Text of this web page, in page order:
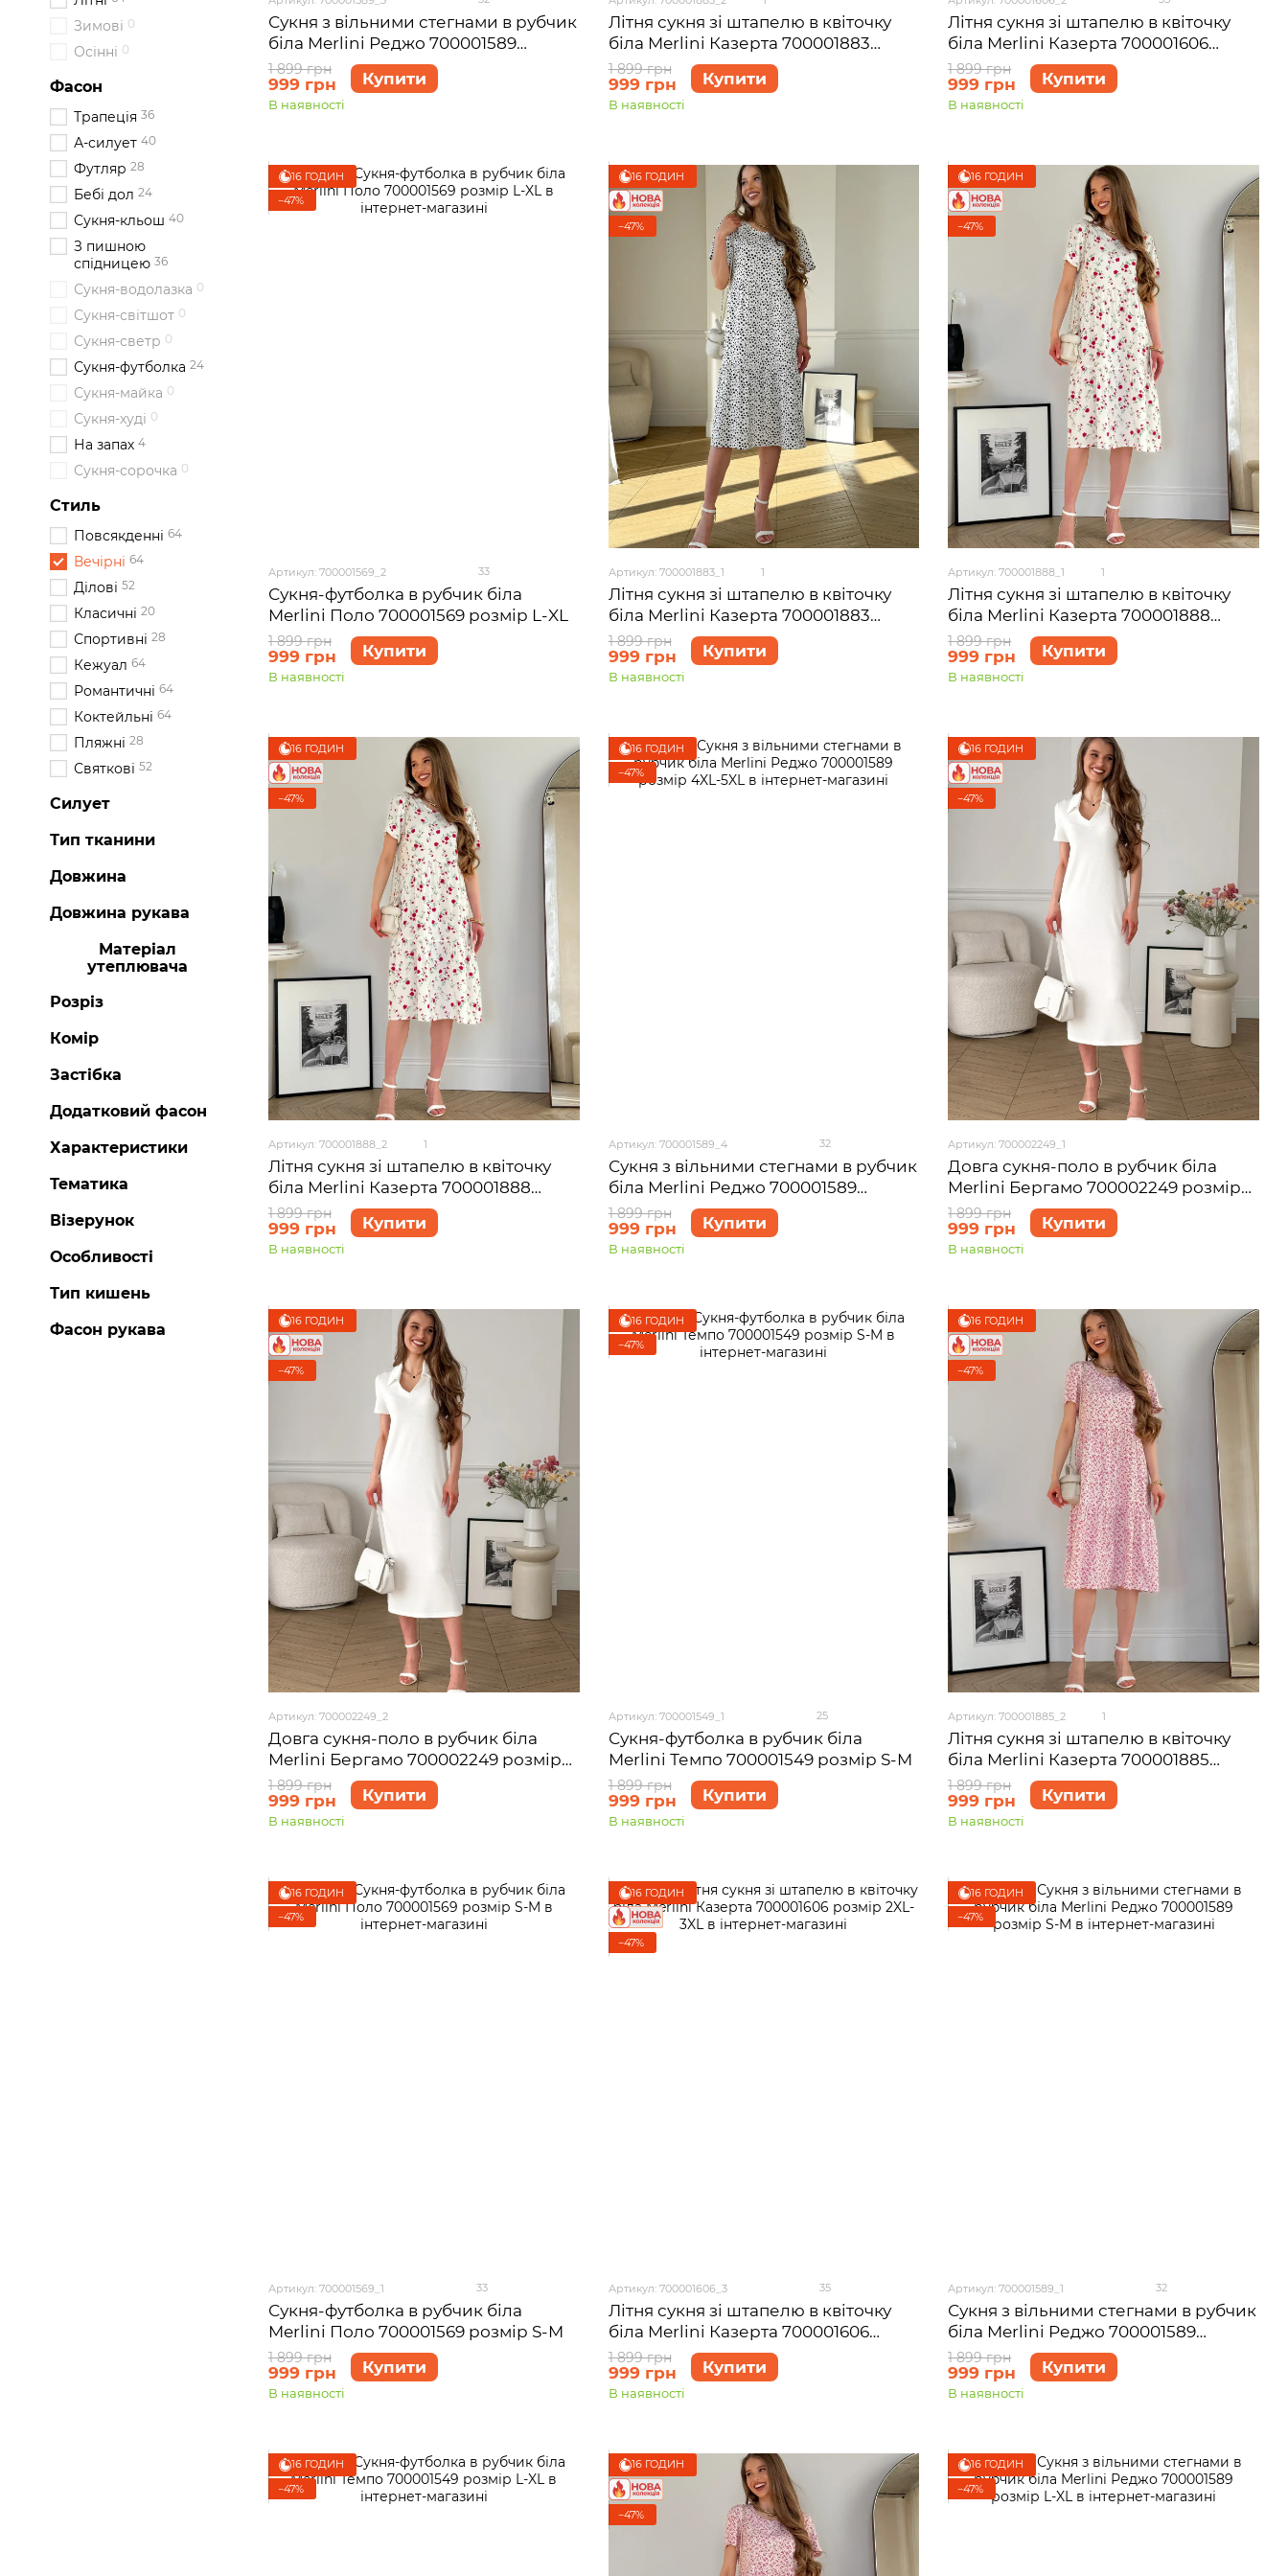
Сукня з вільними стегнами в рубчик
біла Merlini Реджо 700001589
розмір 2XL-3XL
1 899 грн
999 грн Купити
В наявності
Літня сукня зі штапелю в квіточку
біла Merlini Казерта 700001883
розмір L-XL
1 899 грн
999 грн Купити
В наявності
Літня сукня зі штапелю в квіточку
біла Merlini Казерта 700001606
розмір L-XL
1 899 грн
999 грн Купити
В наявності
16 ГОДИН
−47%
Артикул: 700001569_2 33
Сукня-футболка в рубчик біла
Merlini Поло 700001569 розмір L-XL
1 899 грн
999 грн Купити
В наявності
16 ГОДИН
−47%
Артикул: 700001883_1 1
Літня сукня зі штапелю в квіточку
біла Merlini Казерта 700001883
розмір S-M
1 899 грн
999 грн Купити
В наявності
16 ГОДИН
−47%
Артикул: 700001888_1 1
Літня сукня зі штапелю в квіточку
біла Merlini Казерта 700001888
розмір S-M
1 899 грн
999 грн Купити
В наявності
16 ГОДИН
−47%
Артикул: 700001888_2 1
Літня сукня зі штапелю в квіточку
біла Merlini Казерта 700001888
розмір L-XL
1 899 грн
999 грн Купити
В наявності
16 ГОДИН
−47%
Артикул: 700001589_4 32
Сукня з вільними стегнами в рубчик
біла Merlini Реджо 700001589
розмір 4XL-5XL
1 899 грн
999 грн Купити
В наявності
16 ГОДИН
−47%
Артикул: 700002249_1
Довга сукня-поло в рубчик біла
Merlini Бергамо 700002249 розмір
S-M
1 899 грн
999 грн Купити
В наявності
16 ГОДИН
−47%
Артикул: 700002249_2
Довга сукня-поло в рубчик біла
Merlini Бергамо 700002249 розмір
L-XL
1 899 грн
999 грн Купити
В наявності
16 ГОДИН
−47%
Артикул: 700001549_1 25
Сукня-футболка в рубчик біла
Merlini Темпо 700001549 розмір S-M
1 899 грн
999 грн Купити
В наявності
16 ГОДИН
−47%
Артикул: 700001885_2 1
Літня сукня зі штапелю в квіточку
біла Merlini Казерта 700001885
розмір L-XL
1 899 грн
999 грн Купити
В наявності
16 ГОДИН
−47%
Артикул: 700001569_1 33
Сукня-футболка в рубчик біла
Merlini Поло 700001569 розмір S-M
1 899 грн
999 грн Купити
В наявності
16 ГОДИН
−47%
Артикул: 700001606_3 35
Літня сукня зі штапелю в квіточку
біла Merlini Казерта 700001606
розмір 2XL-3XL
1 899 грн
999 грн Купити
В наявності
16 ГОДИН
−47%
Артикул: 700001589_1 32
Сукня з вільними стегнами в рубчик
біла Merlini Реджо 700001589
розмір S-M
1 899 грн
999 грн Купити
В наявності
16 ГОДИН
−47%
16 ГОДИН
−47%
16 ГОДИН
−47%
Зимові 0
Осінні 0
Фасон
Трапеція 36
А-силует 40
Футляр 28
Бебі дол 24
Сукня-кльош 40
З пишною
спідницею 36
Сукня-водолазка 0
Сукня-світшот 0
Сукня-светр 0
Сукня-футболка 24
Сукня-майка 0
Сукня-худі 0
На запах 4
Сукня-сорочка 0
Стиль
Повсякденні 64
Вечірні 64
Ділові 52
Класичні 20
Спортивні 28
Кежуал 64
Романтичні 64
Коктейльні 64
Пляжні 28
Святкові 52
Силует
Тип тканини
Довжина
Довжина рукава
Матеріал
утеплювача
Розріз
Комір
Застібка
Додатковий фасон
Характеристики
Тематика
Візерунок
Особливості
Тип кишень
Фасон рукава